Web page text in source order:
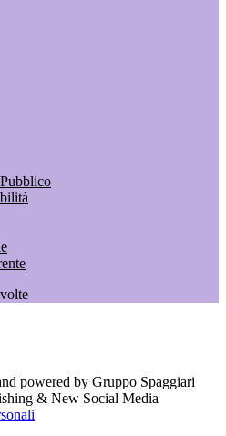
volte
powered by Gruppo Spaggiari
& New Social Media